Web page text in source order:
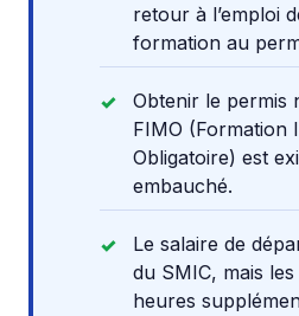
retour à l’emploi
formation au
Obtenir le permis
FIMO (Formation
Obligatoire) est
embauché.
Le salaire de
du SMIC, mais
heures